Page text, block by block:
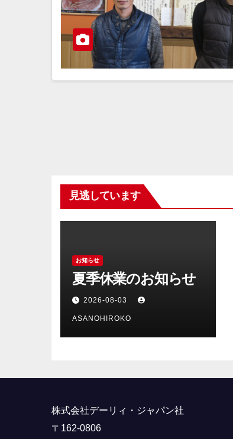
見逃しています
お知らせ
夏季休業のお知らせ
2026-08-03
ASANOHIROKO
株式会社デーリィ・ジャパン社
〒162-0806